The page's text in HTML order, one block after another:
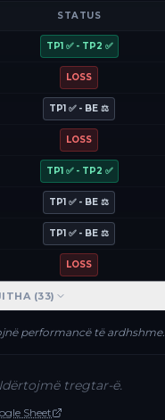
STATUS
TP1 ✅ - TP2 ✅
LOSS
TP1 ✅ - BE ⚖️
LOSS
TP1 ✅ - TP2 ✅
TP1 ✅ - BE ⚖️
TP1 ✅ - BE ⚖️
LOSS
(33)
performancë të ardhshme.
tregtar-ë.
Sheet